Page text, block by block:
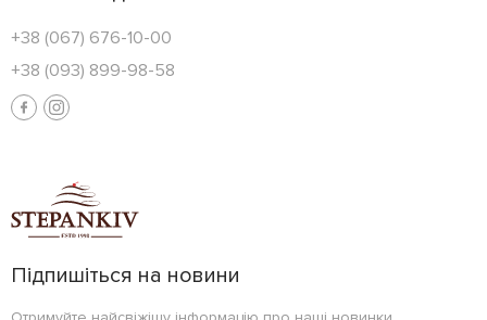
+38 (067) 676-10-00
+38 (093) 899-98-58
Підпишіться на новини